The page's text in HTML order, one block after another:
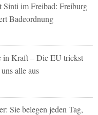
Sinti im Freibad: Freiburg
Badeordnung
in Kraft – Die EU trickst
uns alle aus
Sie belegen jeden Tag,